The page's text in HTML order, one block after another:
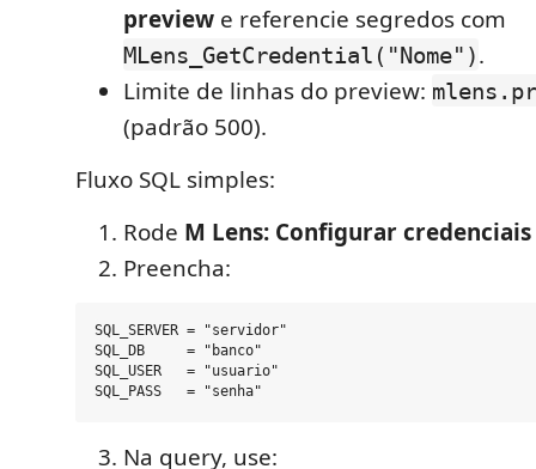
preview e referencie segredos com
MLens_GetCredential("Nome").
Limite de linhas do preview:
(padrão 500).
Fluxo SQL simples:
Rode M Lens: Configurar
Preencha:
SQL_SERVER = "servidor"
SQL_DB     = "banco"
SQL_USER   = "usuario"
Na query, use: